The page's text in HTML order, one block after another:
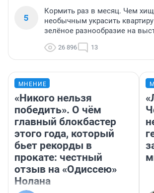
5
Кормить раз в месяц. Чем
необычным украсить
зелёное разнообразие на
26 896 13
МНЕНИЕ
«Никого нельзя
победить». О чём
главный блокбастер
этого года, который
бьет рекорды в
прокате: честный
отзыв на «Одиссею»
Нолана